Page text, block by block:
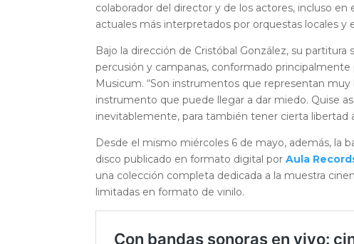
colaborador del director y de los actores, incluso
actuales más interpretados por orquestas locales y
Bajo la dirección de Cristóbal González, su
percusión y campanas, conformado
Musicum. “Son instrumentos que representan
instrumento que puede llegar a dar miedo. Quise
inevitablemente, para también tener cierta
Desde el mismo miércoles 6 de mayo, además, la
disco publicado en formato digital porAula
una colección completa dedicada a la muestra
limitadas en formato de vinilo.